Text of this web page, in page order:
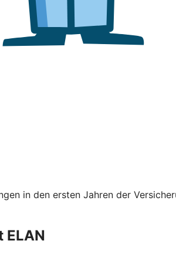
in den ersten Jahren der
ELAN